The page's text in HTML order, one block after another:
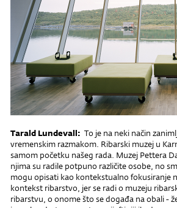
Tarald Lundevall: To je na neki način
vremenskim razmakom. Ribarski muzej u
samom početku našeg rada. Muzej Pettera
njima su radile potpuno različite osobe, no
mogu opisati kao kontekstualno fokusiranje
kontekst ribarstvo, jer se radi o muzeju
ribarstvu, o onome što se događa na obali -